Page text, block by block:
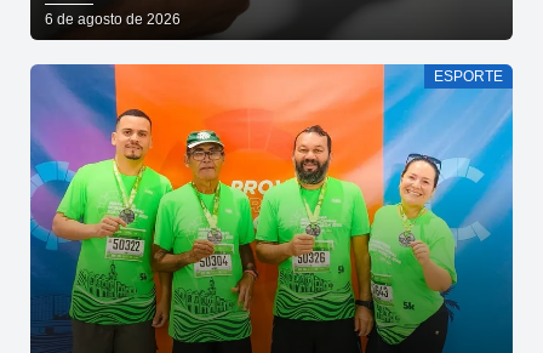
6 de agosto de 2026
ESPORTE